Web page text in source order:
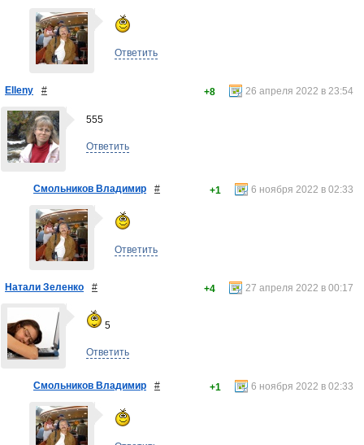
Ответить
Elleny # 26 апреля 2022 в 23:54
+8
555
Ответить
Смольников Владимир # 6 ноября 2022 в 02:33
+1
Ответить
Натали Зеленко # 27 апреля 2022 в 00:17
+4
5
Ответить
Смольников Владимир # 6 ноября 2022 в 02:33
+1